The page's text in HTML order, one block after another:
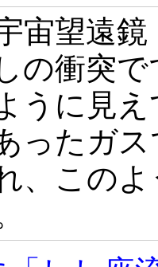
宙望遠
の衝突
うに見
ったガ
、この